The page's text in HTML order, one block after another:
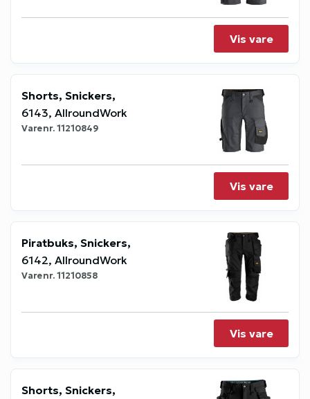
Vis vare
Shorts, Snickers,
6143, AllroundWork
Varenr.11210849
Vis vare
Piratbuks, Snickers,
6142, AllroundWork
Varenr.11210858
Vis vare
Shorts, Snickers,